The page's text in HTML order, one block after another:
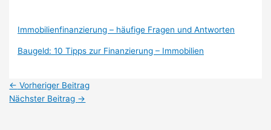
Immobilienfinanzierung – häufige Fragen und Antworten
Baugeld: 10 Tipps zur Finanzierung – Immobilien
← Vorheriger Beitrag
Nächster Beitrag →